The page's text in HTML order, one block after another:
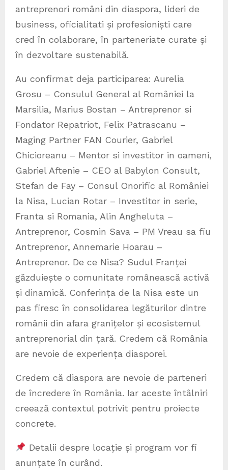
antreprenori români din diaspora, lideri de
business, oficialitati și profesioniști care
cred în colaborare, în parteneriate curate și
în dezvoltare sustenabilă.
Au confirmat deja participarea: Aurelia
Grosu – Consulul General al României la
Marsilia, Marius Bostan – Antreprenor si
Fondator Repatriot, Felix Patrascanu –
Maging Partner FAN Courier, Gabriel
Chicioreanu – Mentor si investitor in oameni,
Gabriel Aftenie – CEO al Babylon Consult,
Stefan de Fay – Consul Onorific al României
la Nisa, Lucian Rotar – Investitor in serie,
Franta si Romania, Alin Angheluta –
Antreprenor, Cosmin Sava – PM Vreau sa fiu
Antreprenor, Annemarie Hoarau –
Antreprenor. De ce Nisa? Sudul Franței
găzduiește o comunitate românească activă
și dinamică. Conferința de la Nisa este un
pas firesc în consolidarea legăturilor dintre
românii din afara granițelor și ecosistemul
antreprenorial din țară. Credem că România
are nevoie de experiența diasporei.
Credem că diaspora are nevoie de parteneri
de încredere în România. Iar aceste întâlniri
creează contextul potrivit pentru proiecte
concrete.
Detalii despre locație și program vor fi
anunțate în curând.